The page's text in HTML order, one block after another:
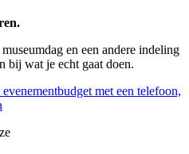
en een andere indeling
bij wat je echt gaat doen.